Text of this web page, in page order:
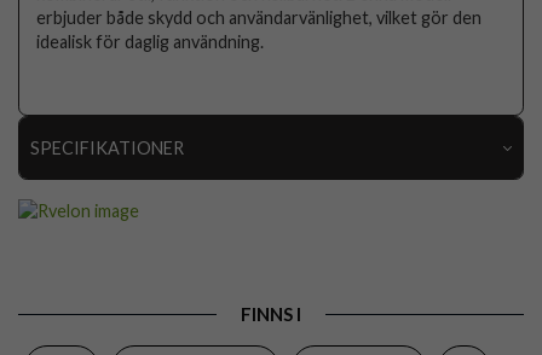
erbjuder både skydd och användarvänlighet, vilket gör den
idealisk för daglig användning.
SPECIFIKATIONER
MagSafe-kompatibel, Stöttålig
FINNS I